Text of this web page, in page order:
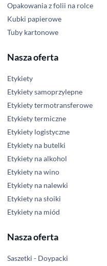
Opakowania z folii na rolce
Kubki papierowe
Tuby kartonowe
Nasza oferta
Etykiety
Etykiety samoprzylepne
Etykiety termotransferowe
Etykiety termiczne
Etykiety logistyczne
Etykiety na butelki
Etykiety na alkohol
Etykiety na wino
Etykiety na nalewki
Etykiety na słoiki
Etykiety na miód
Nasza oferta
Saszetki - Doypacki